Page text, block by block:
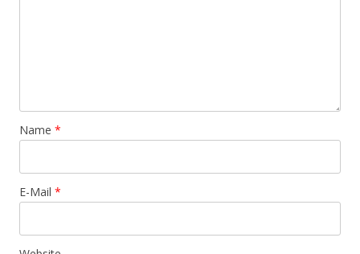
Name *
E-Mail *